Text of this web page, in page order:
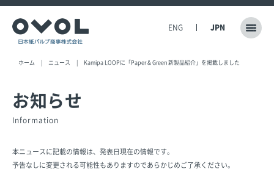
ENG JPN
ホーム ニュース Kamipa LOOPに「Paper & Green 新製品紹介」を掲載しました
お知らせ
Information
本ニュースに記載の情報は、発表日現在の情報です。
予告なしに変更される可能性もありますのであらかじめご了承ください。